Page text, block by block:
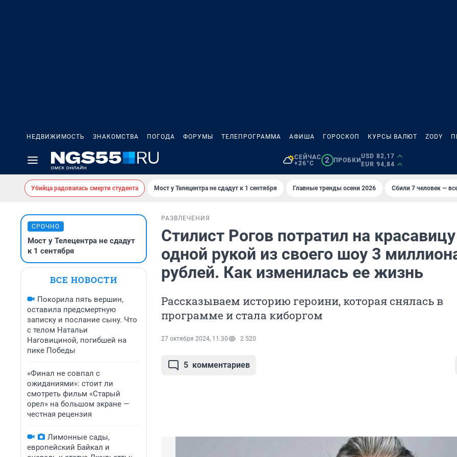
НЕДВИЖИМОСТЬ ЗНАКОМСТВА ПОГОДА ФОРУМЫ ТЕЛЕПРОГРАММА АФИША ГОРОСКОП КУРСЫ ВАЛЮТ ZODY
СЕЙЧАС
+26°C
2 ПРОБКИ
USD 82,17
EUR 94,84
Убийца радовалась смерти студента Мост у Телецентра не сдадут к 1 сентября Главные тренды осени 2026 Сбили 7 человек —
СРОЧНО
Мост у Телецентра не сдадут
к 1 сентября
ВСЕ НОВОСТИ
Покорила пять вершин,
оставила предсмертную
записку и послание сыну. Что
с телом Натальи
Наговициной, погибшей на
пике Победы
«Финал не совпал с
ожиданиями»: стоит ли
смотреть фильм «Старый
орел» на большом экране —
честная рецензия
Лимонные сады,
европейский Байкал и
РАЗВЛЕЧЕНИЯ
Стилист Рогов потратил на
одной рукой из своего шоу 3
рублей. Как изменилась ее жизнь
Рассказываем историю героини, которая снялась в
программе и стала киборгом
27 октября 2024, 11:30 2 520
5 комментариев